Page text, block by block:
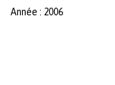
Année : 2006